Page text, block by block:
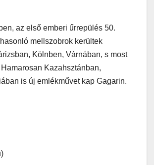
az első emberi űrrepülés 50.
mellszobrok kerültek
Kölnben, Várnában, s most
Kazahsztánban,
is új emlékművet kap Gagarin.